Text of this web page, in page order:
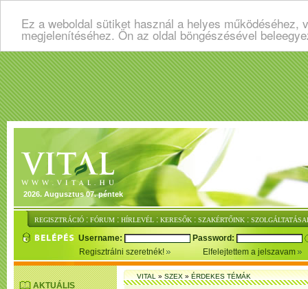
Ez a weboldal sütiket használ a helyes
megjelenítéséhez. Ön az oldal böngészésével
2026. Augusztus 07. péntek
REGISZTRÁCIÓ : FÓRUM : HÍRLEVÉL : KERESŐK : SZAKÉRTŐINK :
Username:
Password:
Regisztrálni szeretnék!
Elfelejtettem a jelszavam
AKTUÁLIS
VITAL»SZEX»ÉRDEKES TÉMÁK